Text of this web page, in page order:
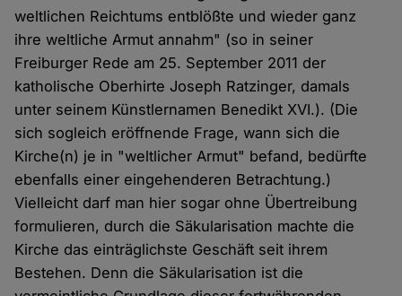
weltlichen Reichtums entblößte und wieder ganz
ihre weltliche Armut annahm" (so in seiner
Freiburger Rede am 25. September 2011 der
katholische Oberhirte Joseph Ratzinger, damals
unter seinem Künstlernamen Benedikt XVI.). (Die
sich sogleich eröffnende Frage, wann sich die
Kirche(n) je in "weltlicher Armut" befand, bedürfte
ebenfalls einer eingehenderen Betrachtung.)
Vielleicht darf man hier sogar ohne Übertreibung
formulieren, durch die Säkularisation machte die
Kirche das einträglichste Geschäft seit ihrem
Bestehen. Denn die Säkularisation ist die